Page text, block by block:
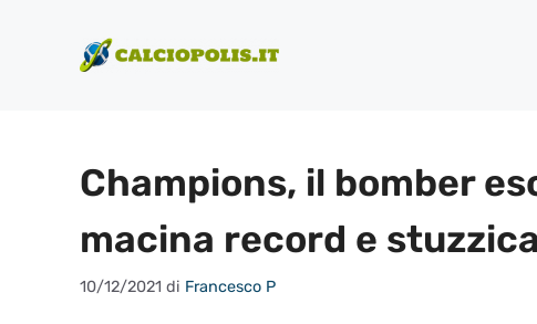
contenuto
Champions, il bomber
macina record e
10/12/2021 di Francesco P